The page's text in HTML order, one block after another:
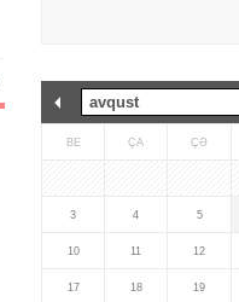
BE ÇA ÇƏ
3 4 5
10 11 12
17 18 19